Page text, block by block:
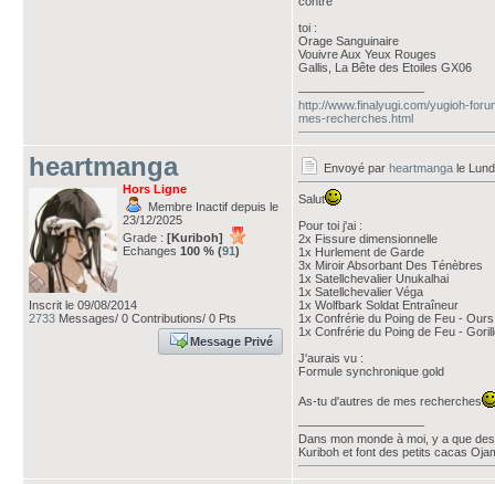
toi :
Orage Sanguinaire
Vouivre Aux Yeux Rouges
Gallis, La Bête des Etoiles GX06
http://www.finalyugi.com/yugioh-
mes-recherches.html
heartmanga
Hors Ligne
Membre Inactif depuis le
23/12/2025
Grade : [Kuriboh]
Echanges 100 % (91)
Inscrit le 09/08/2014
2733 Messages/ 0 Contributions/ 0 Pts
Message Privé
Envoyé par heartmanga le
Salut
Pour toi j'ai :
2x Fissure dimensionnelle
1x Hurlement de Garde
3x Miroir Absorbant Des Ténèbres
1x Satellchevalier Unukalhai
1x Satellchevalier Véga
1x Wolfbark Soldat Entraîneur
1x Confrérie du Poing de Feu - Ours
1x Confrérie du Poing de Feu -
J'aurais vu :
Formule synchronique gold
As-tu d'autres de mes recherches
Dans mon monde à moi, y a que
Kuriboh et font des petits cacas